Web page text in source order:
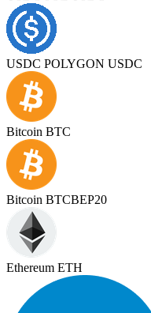
USDC POLYGON USDC
Bitcoin BTC
Bitcoin BTCBEP20
Ethereum ETH